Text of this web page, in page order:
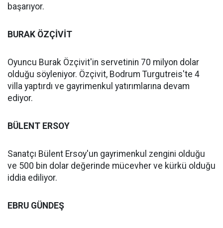
başarıyor.
BURAK ÖZÇİVİT
Oyuncu Burak Özçivit'in servetinin 70 milyon dolar
olduğu söyleniyor. Özçivit, Bodrum Turgutreis'te 4
villa yaptırdı ve gayrimenkul yatırımlarına devam
ediyor.
BÜLENT ERSOY
Sanatçı Bülent Ersoy'un gayrimenkul zengini olduğu
ve 500 bin dolar değerinde mücevher ve kürkü olduğu
iddia ediliyor.
EBRU GÜNDEŞ